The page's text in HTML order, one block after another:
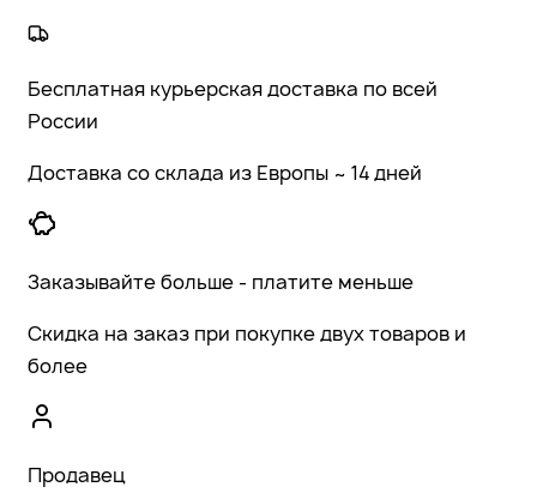
Бесплатная курьерская доставка по всей
России
Доставка со склада из Европы ~ 14 дней
Заказывайте больше - платите меньше
Скидка на заказ при покупке двух товаров и
более
Продавец